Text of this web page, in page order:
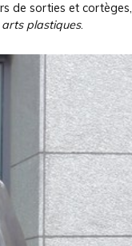
de sorties et
arts plastiques.